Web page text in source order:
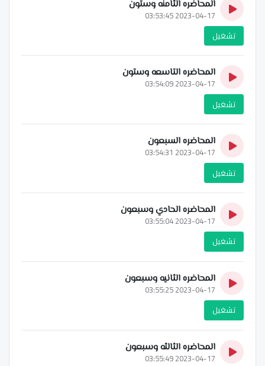
المحاضره الثامنه وستون
2023-04-17 03:53:45
تشغيل
المحاضره التاسعه وستون
2023-04-17 03:54:09
تشغيل
المحاضره السبعون
2023-04-17 03:54:31
تشغيل
المحاضره الحادي وسبعون
2023-04-17 03:55:04
تشغيل
المحاضره الثانيه وسبعون
2023-04-17 03:55:25
تشغيل
المحاضره الثالثه وسبعون
2023-04-17 03:55:49